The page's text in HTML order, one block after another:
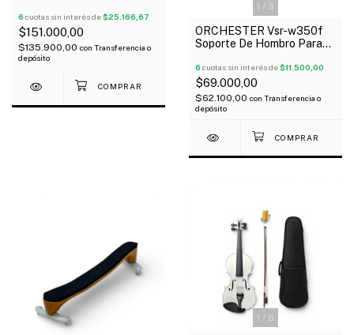
6 cuotas sin interés de$25.166,67
$151.000,00
$135.900,00 con Transferencia o
depósito
1 / 3
ORCHESTER Vsr-w350f
Soporte De Hombro Para
6 cuotas sin interés de$11.500,00
$69.000,00
$62.100,00 con Transferencia o
depósito
1 / 6